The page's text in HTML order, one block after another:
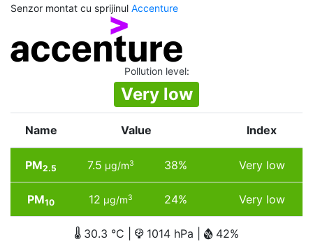
Senzor montat cu sprijinul Accenture
Pollution level:
Very low
Name Value Index
PM2.5 7.5 µg/m3 38% Very low
PM10 12 µg/m3 24% Very low
30.3 °C | 1014 hPa | 42%